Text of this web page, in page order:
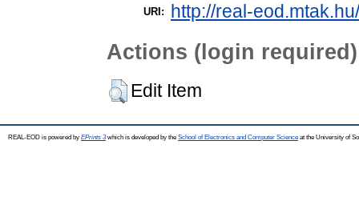
URI: http://real-
Actions (login required)
Edit Item
REAL-EOD is powered by EPrints 3which is developed by the School of Electronics and Computer Science at the University of